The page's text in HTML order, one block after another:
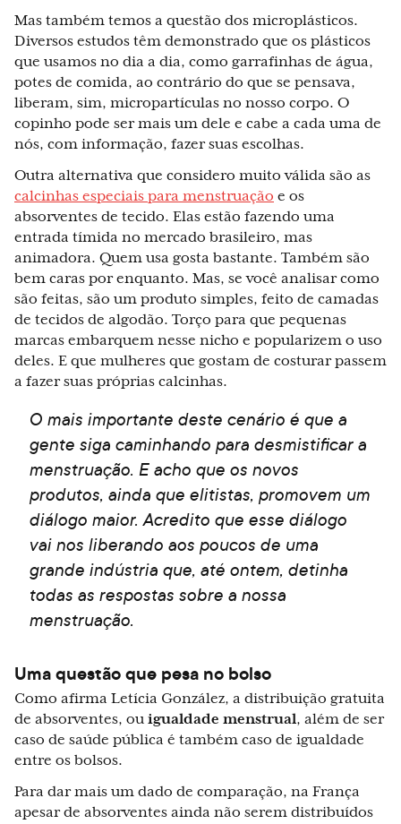
Mas também temos a questão dos microplásticos.
Diversos estudos têm demonstrado que os plásticos
que usamos no dia a dia, como garrafinhas de água,
potes de comida, ao contrário do que se pensava,
liberam, sim, micropartículas no nosso corpo. O
copinho pode ser mais um dele e cabe a cada uma de
nós, com informação, fazer suas escolhas.
Outra alternativa que considero muito válida são as
calcinhas especiais para menstruação e os
absorventes de tecido. Elas estão fazendo uma
entrada tímida no mercado brasileiro, mas
animadora. Quem usa gosta bastante. Também são
bem caras por enquanto. Mas, se você analisar como
são feitas, são um produto simples, feito de camadas
de tecidos de algodão. Torço para que pequenas
marcas embarquem nesse nicho e popularizem o uso
deles. E que mulheres que gostam de costurar passem
a fazer suas próprias calcinhas.
O mais importante deste cenário é que a
gente siga caminhando para desmistificar a
menstruação. E acho que os novos
produtos, ainda que elitistas, promovem um
diálogo maior. Acredito que esse diálogo
vai nos liberando aos poucos de uma
grande indústria que, até ontem, detinha
todas as respostas sobre a nossa
menstruação.
Uma questão que pesa no bolso
Como afirma Letícia González, a distribuição gratuita
de absorventes, ou igualdade menstrual, além de ser
caso de saúde pública é também caso de igualdade
entre os bolsos.
Para dar mais um dado de comparação, na França
apesar de absorventes ainda não serem distribuídos